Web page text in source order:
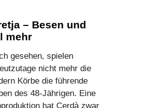
– Besen und
mehr
gesehen, spielen
nicht mehr die
Körbe die führende
des 48-Jährigen. Eine
hat Cerdà zwar